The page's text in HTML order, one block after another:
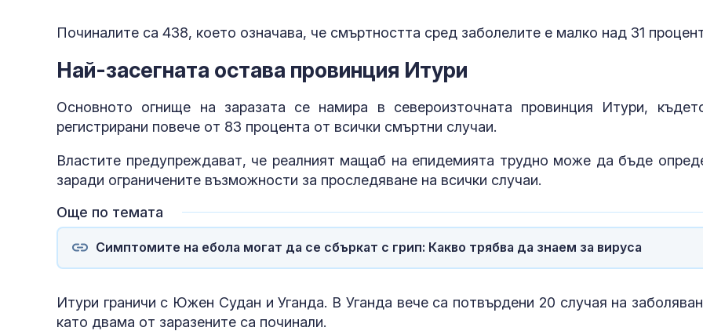
Починалите са 438, което означава, че смъртността сред заболелите е малко над 31
Най-засегната остава провинция Итури
Основното огнище на заразата се намира в североизточната провинция Итури,
регистрирани повече от 83 процента от всички смъртни случаи.
Властите предупреждават, че реалният мащаб на епидемията трудно може да бъде
заради ограничените възможности за проследяване на всички случаи.
Още по темата
Симптомите на ебола могат да се сбъркат с грип: Какво трябва да знаем за вируса
Итури граничи с Южен Судан и Уганда. В Уганда вече са потвърдени 20 случая на
като двама от заразените са починали.
Япония да
Глобяват със
готви за
Затвориха
посоки
големия